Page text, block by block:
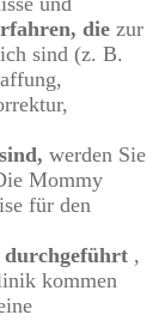
die zur
sind (z. B.
werden Sie
Mommy
für den
durchgeführt ,
kommen